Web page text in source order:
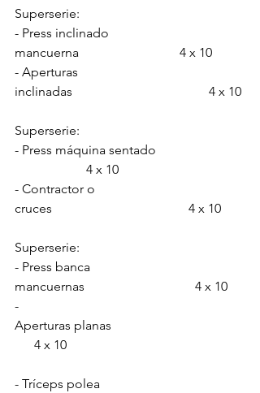
Superserie:
- Press inclinado
mancuerna                               4 x 10
- Aperturas
inclinadas                                          4 x 10
Superserie:
- Press máquina sentado
4 x 10
- Contractor o
cruces                                          4 x 10
Superserie:
- Press banca
mancuernas                                  4 x 10
-
Aperturas planas
4 x 10
- Tríceps polea